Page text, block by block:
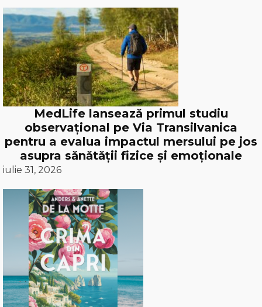
MedLife lansează primul studiu
observațional pe Via Transilvanica
pentru a evalua impactul mersului pe jos
asupra sănătății fizice și emoționale
iulie 31, 2026